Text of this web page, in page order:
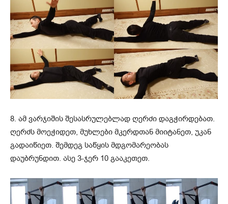
8. ამ ვარჯიშის შესასრულებლად ღერძი დაგჭირდებათ.
ღერძს მოეჭიდეთ, მუხლები მკერდთან მიიტანეთ, უკან
გადაიწიეთ. შემდეგ საწყის მდგომარეობას
დაუბრუნდით. ასე 3-ჯერ 10 გააკეთეთ.